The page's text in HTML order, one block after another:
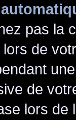
pas la
lors de
de
lors de